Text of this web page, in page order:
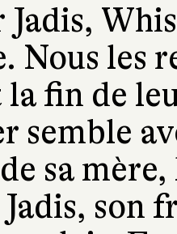
Nous les
la fin de
semble
sa
son